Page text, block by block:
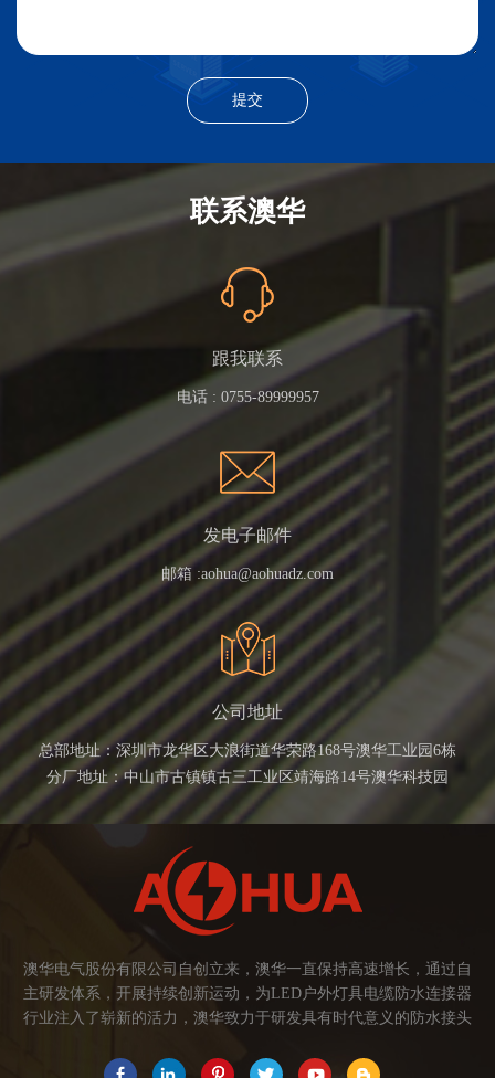
联系澳华
跟我联系
电话 : 0755-89999957
发电子邮件
邮箱 :aohua@aohuadz.com
公司地址
总部地址：深圳市龙华区大浪街道华荣路168号澳华工业园6栋
分厂地址：中山市古镇镇古三工业区靖海路14号澳华科技园
澳华电气股份有限公司自创立来，澳华一直保持高速增长，通过自
主研发体系，开展持续创新运动，为LED户外灯具电缆防水连接器
行业注入了崭新的活力，澳华致力于研发具有时代意义的防水接头
物生长灯、高铁动车、养殖畜牧、水族设备、发热瓷砖、船舶、油